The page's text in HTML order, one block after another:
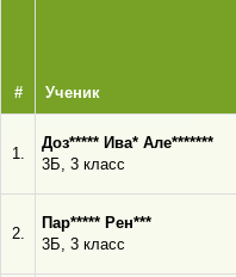
# Ученик
1.
Доз***** Ива* Але*******
3Б, 3 класс
2.
Пар***** Рен***
3Б, 3 класс